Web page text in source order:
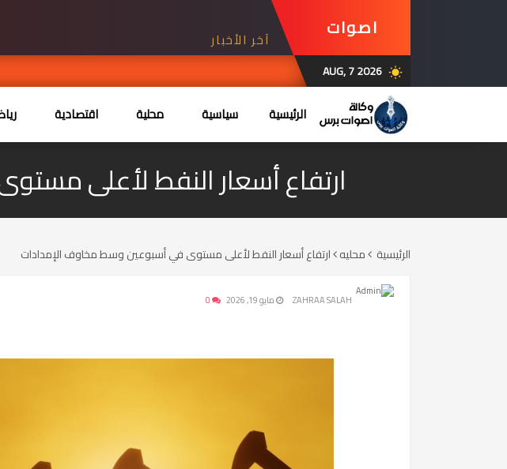
اصوات
برس
آخر الأخبار
wb_sunny
AUG, 7 2026
الرئيسية سياسية محلية اقتصادية
ارتفاع أسعار النفط لأعلى
الرئيسية محليه ارتفاع أسعار النفط لأعلى مستوى في أسبوعين وسط مخاوف الإمدادات
ZAHRAA SALAH مايو 19, 2026